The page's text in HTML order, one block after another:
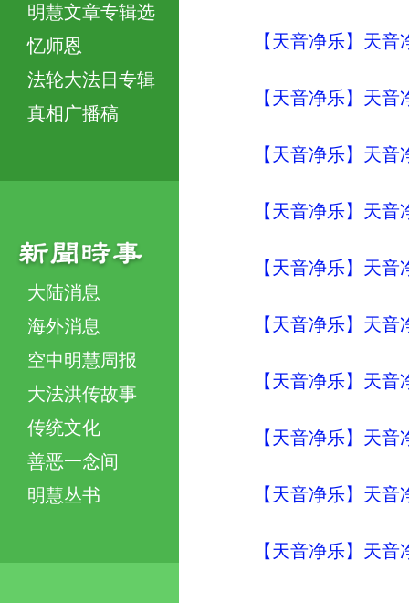
明慧文章专辑选
忆师恩
法轮大法日专辑
真相广播稿
大陆消息
海外消息
空中明慧周报
大法洪传故事
传统文化
善恶一念间
明慧丛书
【天音净乐】天
【天音净乐】天
【天音净乐】天
【天音净乐】天
【天音净乐】天
【天音净乐】天
【天音净乐】天
【天音净乐】天
【天音净乐】天
【天音净乐】天